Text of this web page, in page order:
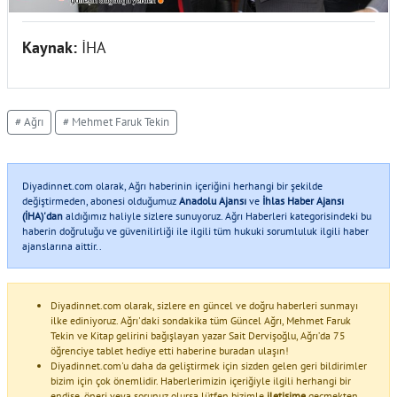
Kaynak: İHA
# Ağrı # Mehmet Faruk Tekin
Diyadinnet.com olarak, Ağrı haberinin içeriğini herhangi bir şekilde
değiştirmeden, abonesi olduğumuz Anadolu Ajansı ve İhlas Haber Ajansı
(İHA)'dan aldığımız haliyle sizlere sunuyoruz. Ağrı Haberleri kategorisindeki bu
haberin doğruluğu ve güvenilirliği ile ilgili tüm hukuki sorumluluk ilgili haber
ajanslarına aittir..
Diyadinnet.com olarak, sizlere en güncel ve doğru haberleri sunmayı
ilke ediniyoruz. Ağrı'daki sondakika tüm Güncel Ağrı, Mehmet Faruk
Tekin ve Kitap gelirini bağışlayan yazar Sait Dervişoğlu, Ağrı’da 75
öğrenciye tablet hediye etti haberine buradan ulaşın!
Diyadinnet.com'u daha da geliştirmek için sizden gelen geri bildirimler
bizim için çok önemlidir. Haberlerimizin içeriğiyle ilgili herhangi bir